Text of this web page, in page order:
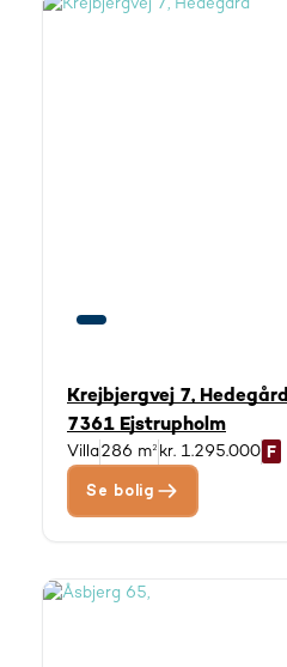
Krejbjergvej 7, Hedegård
7361 Ejstrupholm
Villa286 m² kr. 1.295.000
Se bolig